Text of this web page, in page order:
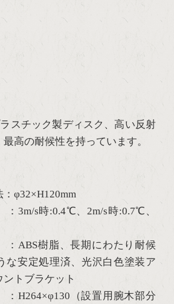
スチック製ディスク、高い反射
高の耐候性を持っています。
φ32×H120mm
時:0.4℃、2m/s時:0.7℃、
脂、長期にわたり耐候
な安定処理済、光沢白色塗装ア
トブラケット
（設置用腕木部分